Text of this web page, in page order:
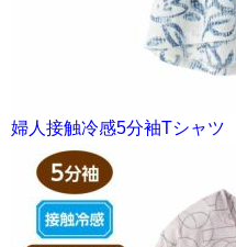
婦人接触冷感5分袖Tシャツ